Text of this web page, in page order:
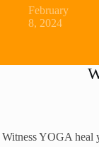
February
8, 2024
Witness YOGA heal